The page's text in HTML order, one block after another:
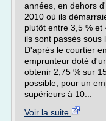
années, en dehors
2010 où ils
plutôt entre 3,5 % et
ils sont passés sous
D'après le courtier
emprunteur doté
obtenir 2,75 % sur
possible, pour un
supérieurs à 10...
Voir la suite